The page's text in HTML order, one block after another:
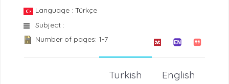
Language : Türkçe
Subject :
Number of pages: 1-7
English
Turkish